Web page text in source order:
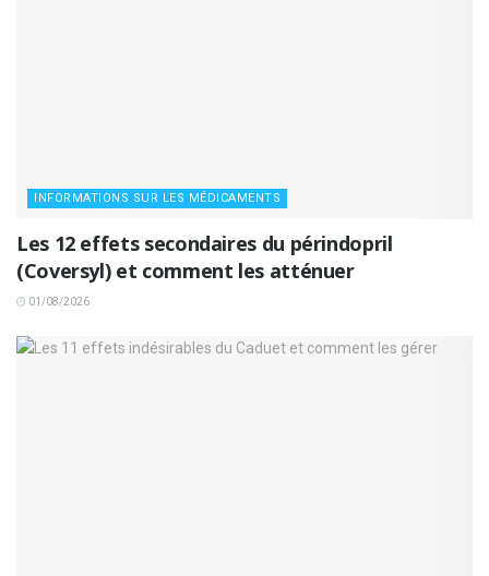
INFORMATIONS SUR LES MÉDICAMENTS
Les 12 effets secondaires du périndopril
(Coversyl) et comment les atténuer
01/08/2026